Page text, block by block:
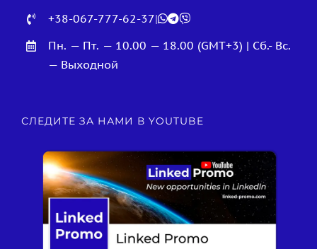
+38-067-777-62-37|
Пн. — Пт. — 10.00 — 18.00 (GMT+3) | Сб.- Вс.
— Выходной
СЛЕДИТЕ ЗА НАМИ В YOUTUBE